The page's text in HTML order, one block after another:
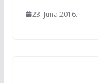
23. Juna 2016.